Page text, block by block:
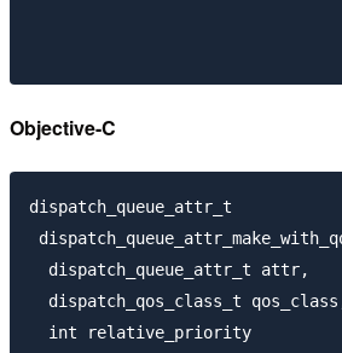
Objective-C
dispatch_queue_attr_t
  dispatch_queue_attr_t attr,
dispatch_qos_class_t
  int relative_priority